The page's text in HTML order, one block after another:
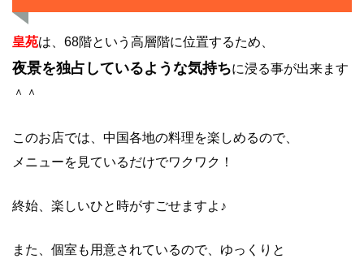
皇苑は、68階という高層階に位置するため、
夜景を独占しているような気持ちに浸る事が出来ます
＾＾
このお店では、中国各地の料理を楽しめるので、
メニューを見ているだけでワクワク！
終始、楽しいひと時がすごせますよ♪
また、個室も用意されているので、ゆっくりと